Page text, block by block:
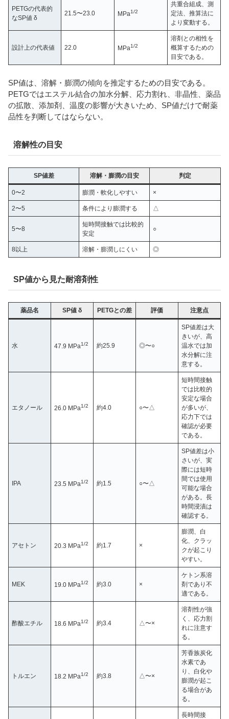
PETGの代表的
なSP値 δ
21.5〜23.0 MPa1/2
共重合組成、測
定法、推算法に
より変動する。
設計上の代表値 22.0 MPa1/2
溶剤との相性を
概算するための
目安である。
SP値は、溶解・膨潤の傾向を推定するための目安である。
PETGではエステル結合の加水分解、応力割れ、非晶性、薬品
の拡散、添加剤、温度の影響が大きいため、SP値だけで耐薬
品性を判断してはならない。
溶解性の目安
SP値差 溶解・膨潤の目安 判定
0〜2 膨潤・軟化しやすい ×
2〜5 条件により膨潤する △
5〜8
短時間接触では比較的
安定
○
8以上 溶解・膨潤しにくい ◎
SP値から見た耐溶剤性
薬品名 SP値 δ PETGとの差 評価 注意点
水 47.9 MPa1/2 約25.9 ◎〜○
SP値差は大
きいが、高
温水では加
水分解に注
意する。
エタノール 26.0 MPa1/2 約4.0 ○〜△
短時間接触
では比較的
安定な場合
が多いが、
応力下では
確認が必要
である。
IPA 23.5 MPa1/2 約1.5 ○〜△
SP値差は小
さいが、実
際には短時
間では使用
可能な場合
がある。長
時間浸漬は
確認する。
アセトン 20.3 MPa1/2 約1.7 ×
膨潤、白
化、クラッ
クが起こり
やすい。
MEK 19.0 MPa1/2 約3.0 ×
ケトン系溶
剤であり不
適である。
酢酸エチル 18.6 MPa1/2 約3.4 △〜×
溶剤性が強
く、応力割
れに注意す
る。
トルエン 18.2 MPa1/2 約3.8 △〜×
芳香族炭化
水素であ
り、白化や
膨潤が起こ
る場合があ
る。
長時間接